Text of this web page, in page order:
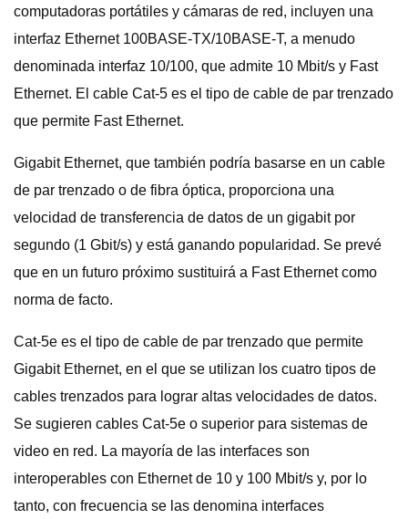
computadoras portátiles y cámaras de red, incluyen una
interfaz Ethernet 100BASE-TX/10BASE-T, a menudo
denominada interfaz 10/100, que admite 10 Mbit/s y Fast
Ethernet. El cable Cat-5 es el tipo de cable de par trenzado
que permite Fast Ethernet.
Gigabit Ethernet, que también podría basarse en un cable
de par trenzado o de fibra óptica, proporciona una
velocidad de transferencia de datos de un gigabit por
segundo (1 Gbit/s) y está ganando popularidad. Se prevé
que en un futuro próximo sustituirá a Fast Ethernet como
norma de facto.
Cat-5e es el tipo de cable de par trenzado que permite
Gigabit Ethernet, en el que se utilizan los cuatro tipos de
cables trenzados para lograr altas velocidades de datos.
Se sugieren cables Cat-5e o superior para sistemas de
video en red. La mayoría de las interfaces son
interoperables con Ethernet de 10 y 100 Mbit/s y, por lo
tanto, con frecuencia se las denomina interfaces